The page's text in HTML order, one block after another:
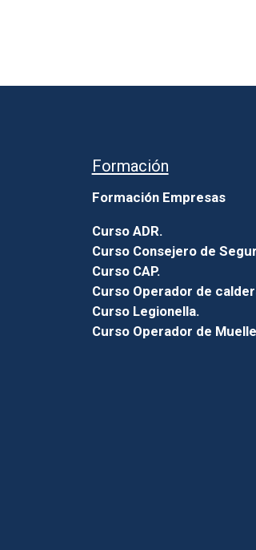
Formación
Formación Empresas
Curso ADR.
Curso Consejero de
Curso CAP.
Curso Operador de
Curso Legionella.
Curso Operador de Muelle